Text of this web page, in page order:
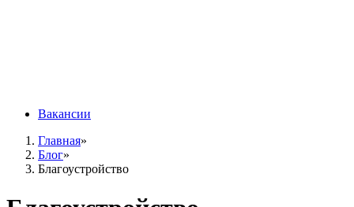
Вакансии
Главная»
Блог»
Благоустройство